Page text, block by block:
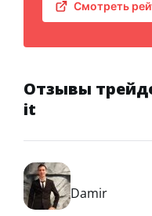
Смотреть
Отзывы
it
Damir